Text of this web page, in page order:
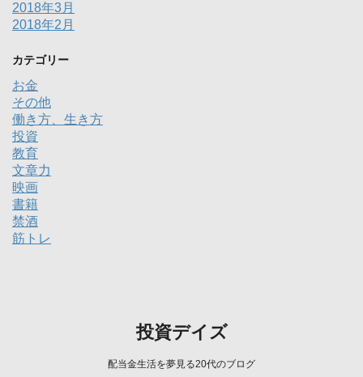
2018年3月
2018年2月
カテゴリー
お金
その他
働き方、生き方
投資
教育
文章力
映画
書籍
禁酒
筋トレ
投資デイズ
配当金生活を夢見る20代のブログ